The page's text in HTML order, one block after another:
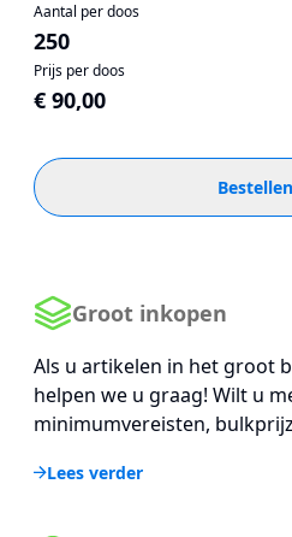
Aantal per doos
250
Prijs per doos
€ 90,00
Bestellen
Groot inkopen
Als u artikelen in het groot
helpen we u graag! Wilt u
minimumvereisten,
Lees verder